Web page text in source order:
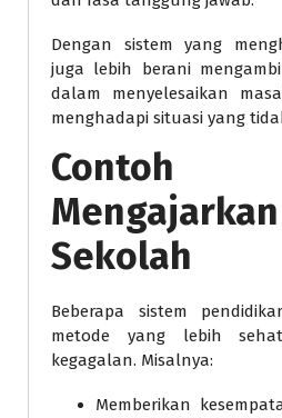
Dengan sistem yang
juga lebih berani
dalam menyelesaikan
menghadapi situasi yang
Contoh
Sekolah
Beberapa sistem
metode yang lebih
kegagalan. Misalnya:
Memberikan